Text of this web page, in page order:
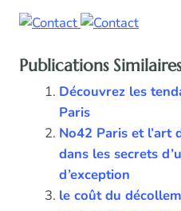
Publications
Découvrez les
Paris
No42 Paris et l’art
dans les secrets
d’exception
le coût du